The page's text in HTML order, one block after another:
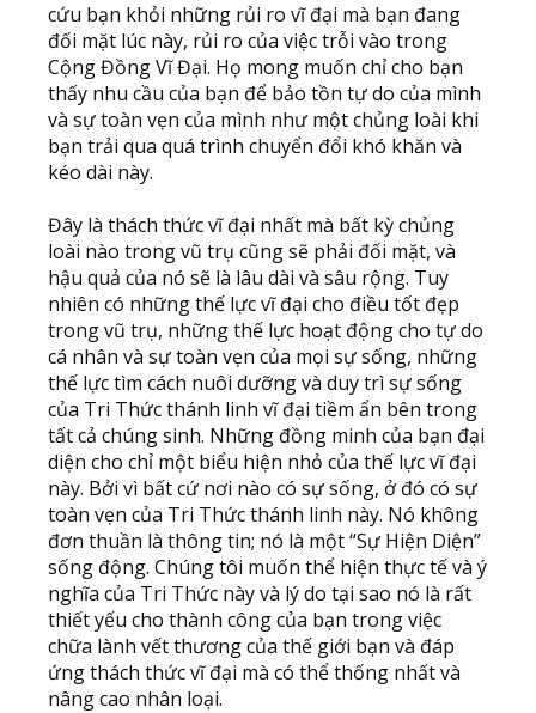
cứu bạn khỏi những rủi ro vĩ đại mà bạn đang
đối mặt lúc này, rủi ro của việc trỗi vào trong
Cộng Đồng Vĩ Đại. Họ mong muốn chỉ cho bạn
thấy nhu cầu của bạn để bảo tồn tự do của mình
và sự toàn vẹn của mình như một chủng loài khi
bạn trải qua quá trình chuyển đổi khó khăn và
kéo dài này.
Đây là thách thức vĩ đại nhất mà bất kỳ chủng
loài nào trong vũ trụ cũng sẽ phải đối mặt, và
hậu quả của nó sẽ là lâu dài và sâu rộng. Tuy
nhiên có những thế lực vĩ đại cho điều tốt đẹp
trong vũ trụ, những thế lực hoạt động cho tự do
cá nhân và sự toàn vẹn của mọi sự sống, những
thế lực tìm cách nuôi dưỡng và duy trì sự sống
của Tri Thức thánh linh vĩ đại tiềm ẩn bên trong
tất cả chúng sinh. Những đồng minh của bạn đại
diện cho chỉ một biểu hiện nhỏ của thế lực vĩ đại
này. Bởi vì bất cứ nơi nào có sự sống, ở đó có sự
toàn vẹn của Tri Thức thánh linh này. Nó không
đơn thuần là thông tin; nó là một “Sự Hiện Diện”
sống động. Chúng tôi muốn thể hiện thực tế và ý
nghĩa của Tri Thức này và lý do tại sao nó là rất
thiết yếu cho thành công của bạn trong việc
chữa lành vết thương của thế giới bạn và đáp
ứng thách thức vĩ đại mà có thể thống nhất và
nâng cao nhân loại.